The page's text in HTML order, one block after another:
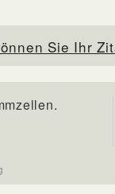
Sie Ihr